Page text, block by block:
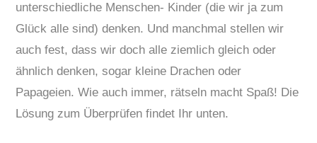
unterschiedliche Menschen- Kinder (die wir ja zum
Glück alle sind) denken. Und manchmal stellen wir
auch fest, dass wir doch alle ziemlich gleich oder
ähnlich denken, sogar kleine Drachen oder
Papageien. Wie auch immer, rätseln macht Spaß! Die
Lösung zum Überprüfen findet Ihr unten.